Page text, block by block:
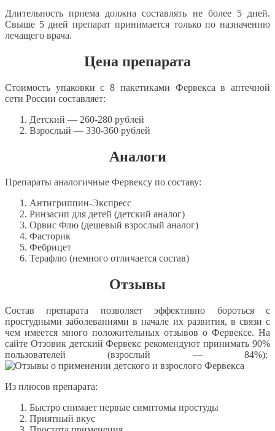
Длительность приема должна составлять не более 5 дней.
Свыше 5 дней препарат принимается только по назначению
лечащего врача.
Цена препарата
Стоимость упаковки с 8 пакетиками Фервекса в аптечной
сети России составляет:
Детский — 260-280 рублей
Взрослый — 330-360 рублей
Аналоги
Препараты аналогичные Фервексу по составу:
Антигриппин-Экспресс
Ринзасип для детей (детский аналог)
Орвис Флю (дешевый взрослый аналог)
Фасторик
Фебрицет
Терафлю (немного отличается состав)
Отзывы
Состав препарата позволяет эффективно бороться с
простудными заболеваниями в начале их развития, в связи с
чем имеется много положительных отзывов о Фервексе. На
сайте Отзовик детский Фервекс рекомендуют принимать 90%
пользователей (взрослый — 84%):
Из плюсов препарата:
Быстро снимает первые симптомы простуды
Приятный вкус